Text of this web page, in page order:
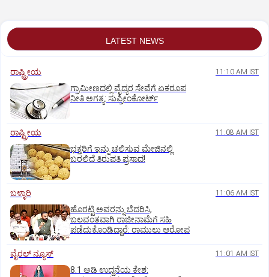
LATEST NEWS
ರಾಷ್ಟ್ರೀಯ 11:10 AM IST
ಗ್ರಾಮೀಣದಲ್ಲಿ ವೈದ್ಯರ ಸೇವೆಗೆ ಏಕರೂಪ
ನೀತಿ ಅಗತ್ಯ: ಸುಪ್ರೀಂಕೋರ್ಟ್‌
ರಾಷ್ಟ್ರೀಯ 11:08 AM IST
ಭಕ್ತರಿಗೆ ಇನ್ನು ಚಲಿಸುವ ಮೇಜಿನಲ್ಲಿ
ಬರಲಿದೆ ತಿರುಪತಿ ಪ್ರಸಾದ!
ಬಳ್ಳಾರಿ 11:06 AM IST
ಹೊರಟ್ಟಿ ಅವರನ್ನು ಬೆದರಿಸಿ,
ಬಲವಂತವಾಗಿ ರಾಜೀನಾಮೆಗೆ ಸಹಿ
ಪಡೆದುಕೊಂಡಿದ್ದಾರೆ: ರಾಮುಲು ಆರೋಪ
ವೈರಲ್ ನ್ಯೂಸ್ 11:01 AM IST
8.1 ಅಡಿ ಉದ್ದನೆಯ ಕೇಶ: